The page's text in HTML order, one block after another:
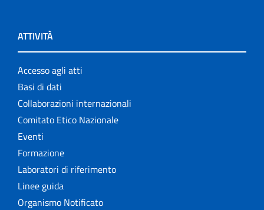
ATTIVITÀ
Accesso agli atti
Basi di dati
Collaborazioni internazionali
Comitato Etico Nazionale
Eventi
Formazione
Laboratori di riferimento
Linee guida
Organismo Notificato